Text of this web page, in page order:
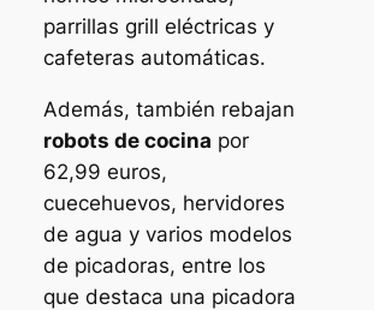
parrillas grill eléctricas y
cafeteras automáticas.
Además, también rebajan
robots de cocina por
62,99 euros,
cuecehuevos, hervidores
de agua y varios modelos
de picadoras, entre los
que destaca una picadora